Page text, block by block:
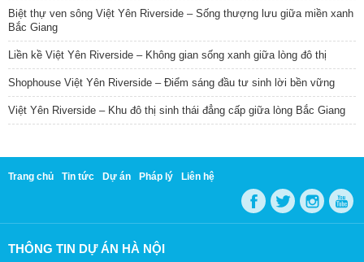
Biệt thự ven sông Việt Yên Riverside – Sống thượng lưu giữa miền xanh
Bắc Giang
Liền kề Việt Yên Riverside – Không gian sống xanh giữa lòng đô thị
Shophouse Việt Yên Riverside – Điểm sáng đầu tư sinh lời bền vững
Việt Yên Riverside – Khu đô thị sinh thái đẳng cấp giữa lòng Bắc Giang
Trang chủ Tin tức Dự án Pháp lý Liên hệ
THÔNG TIN DỰ ÁN HÀ NỘI